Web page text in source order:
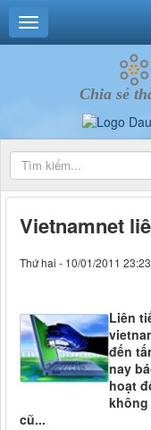
Chia sẻ
Vietnamnet
Thứ hai - 10/01/2011 23:23
Liên
đến
nay
hoạt
không
cũ...